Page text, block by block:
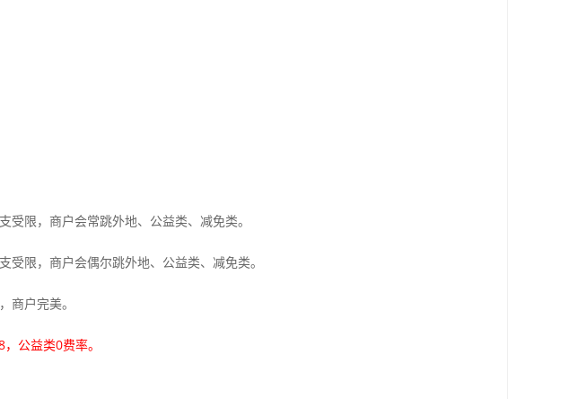
限，商户会常跳外地、公益类、减免类。
限，商户会偶尔跳外地、公益类、减免类。
商户完美。
公益类0费率。